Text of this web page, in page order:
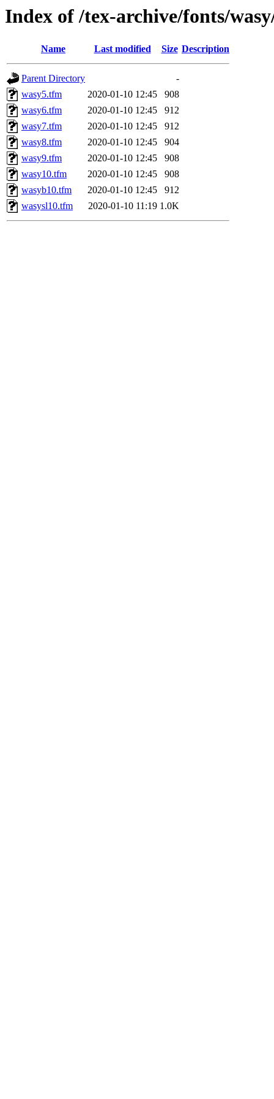
Index of /tex-archive/fonts/
Name Last modified Size Description
Parent Directory
-
wasy5.tfm
2020-01-10 12:45
908
wasy6.tfm
2020-01-10 12:45
912
wasy7.tfm
2020-01-10 12:45
912
wasy8.tfm
2020-01-10 12:45
904
wasy9.tfm
2020-01-10 12:45
908
wasy10.tfm
2020-01-10 12:45
908
wasyb10.tfm
2020-01-10 12:45
912
wasysl10.tfm
2020-01-10 11:19 1.0K